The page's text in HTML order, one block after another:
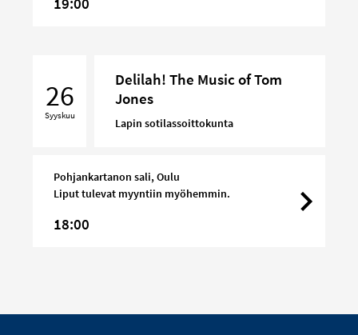
The
Music
26
Syyskuu
Delilah! The Music of Tom
Jones
Lapin sotilassoittokunta
Pohjankartanon sali, Oulu
Liput tulevat myyntiin myöhemmin.
18:00